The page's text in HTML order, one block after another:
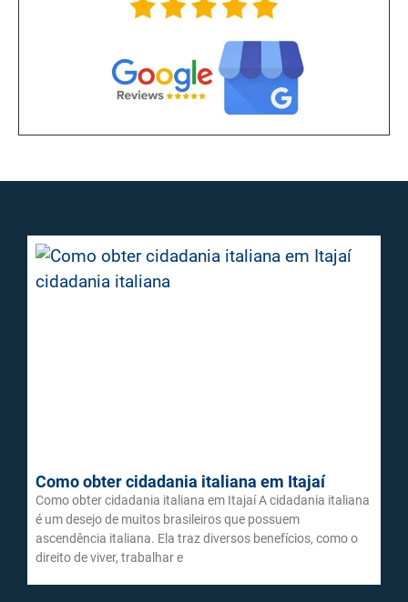
Como obter cidadania italiana em Itajaí
Como obter cidadania italiana em Itajaí A cidadania italiana
é um desejo de muitos brasileiros que possuem
ascendência italiana. Ela traz diversos benefícios, como o
direito de viver, trabalhar e